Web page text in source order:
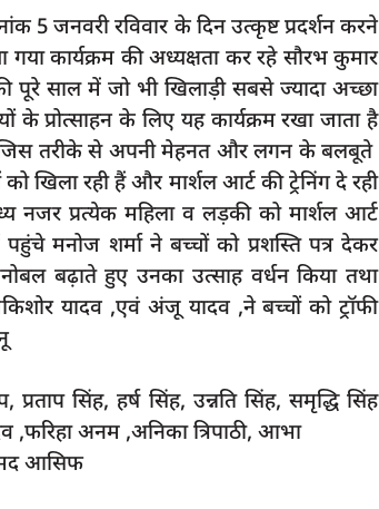
5 जनवरी रविवार के दिन उत्कृष्ट प्रदर्शन करने
गया कार्यक्रम की अध्यक्षता कर रहे सौरभ कुमार
पूरे साल में जो भी खिलाड़ी सबसे ज्यादा अच्छा
के प्रोत्साहन के लिए यह कार्यक्रम रखा जाता है
जिस तरीके से अपनी मेहनत और लगन के बलबूते
को खिला रही हैं और मार्शल आर्ट की ट्रेनिंग दे रही
नजर प्रत्येक महिला व लड़की को मार्शल आर्ट
मनोज शर्मा ने बच्चों को प्रशस्ति पत्र देकर
बढ़ाते हुए उनका उत्साह वर्धन किया तथा
यादव ,एवं अंजू यादव ,ने बच्चों को ट्रॉफी
प्रताप सिंह, हर्ष सिंह, उन्नति सिंह, समृद्धि सिंह
,फरिहा अनम ,अनिका त्रिपाठी, आभा
आसिफ
latest